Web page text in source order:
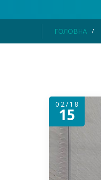
ГОЛОВНА
02/18
15